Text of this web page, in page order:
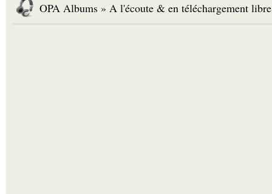
OPA Albums » A l'écoute & en téléchargement